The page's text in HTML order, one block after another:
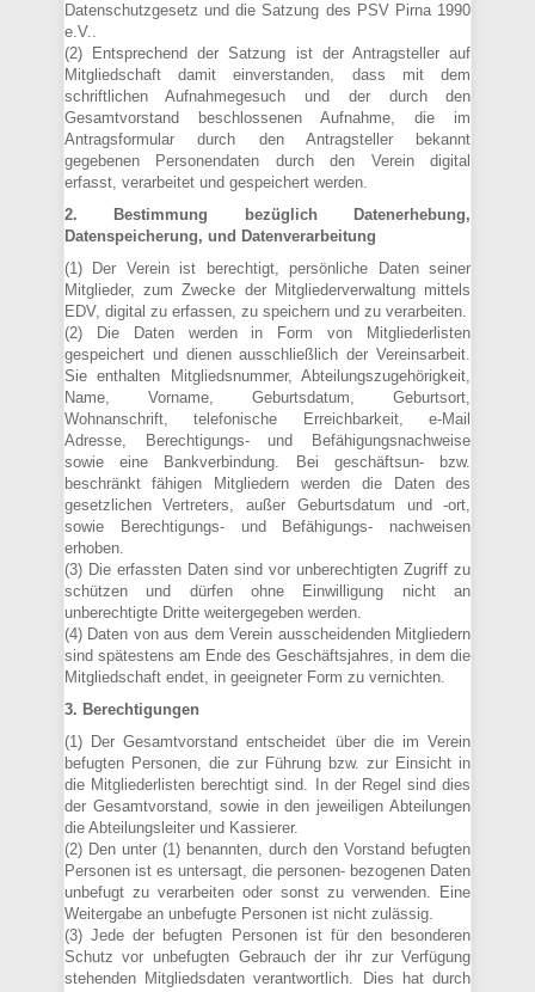
Datenschutzgesetz und die Satzung des PSV Pirna 1990
e.V..
(2) Entsprechend der Satzung ist der Antragsteller auf
Mitgliedschaft damit einverstanden, dass mit dem
schriftlichen Aufnahmegesuch und der durch den
Gesamtvorstand beschlossenen Aufnahme, die im
Antragsformular durch den Antragsteller bekannt
gegebenen Personendaten durch den Verein digital
erfasst, verarbeitet und gespeichert werden.
2. Bestimmung bezüglich Datenerhebung,
Datenspeicherung, und Datenverarbeitung
(1) Der Verein ist berechtigt, persönliche Daten seiner
Mitglieder, zum Zwecke der Mitgliederverwaltung mittels
EDV, digital zu erfassen, zu speichern und zu verarbeiten.
(2) Die Daten werden in Form von Mitgliederlisten
gespeichert und dienen ausschließlich der Vereinsarbeit.
Sie enthalten Mitgliedsnummer, Abteilungszugehörigkeit,
Name, Vorname, Geburtsdatum, Geburtsort,
Wohnanschrift, telefonische Erreichbarkeit, e-Mail
Adresse, Berechtigungs- und Befähigungsnachweise
sowie eine Bankverbindung. Bei geschäftsun- bzw.
beschränkt fähigen Mitgliedern werden die Daten des
gesetzlichen Vertreters, außer Geburtsdatum und -ort,
sowie Berechtigungs- und Befähigungs- nachweisen
erhoben.
(3) Die erfassten Daten sind vor unberechtigten Zugriff zu
schützen und dürfen ohne Einwilligung nicht an
unberechtigte Dritte weitergegeben werden.
(4) Daten von aus dem Verein ausscheidenden Mitgliedern
sind spätestens am Ende des Geschäftsjahres, in dem die
Mitgliedschaft endet, in geeigneter Form zu vernichten.
3. Berechtigungen
(1) Der Gesamtvorstand entscheidet über die im Verein
befugten Personen, die zur Führung bzw. zur Einsicht in
die Mitgliederlisten berechtigt sind. In der Regel sind dies
der Gesamtvorstand, sowie in den jeweiligen Abteilungen
die Abteilungsleiter und Kassierer.
(2) Den unter (1) benannten, durch den Vorstand befugten
Personen ist es untersagt, die personen- bezogenen Daten
unbefugt zu verarbeiten oder sonst zu verwenden. Eine
Weitergabe an unbefugte Personen ist nicht zulässig.
(3) Jede der befugten Personen ist für den besonderen
Schutz vor unbefugten Gebrauch der ihr zur Verfügung
stehenden Mitgliedsdaten verantwortlich. Dies hat durch